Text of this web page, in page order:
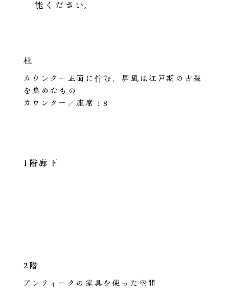
能ください。
杜
カウンター正面に佇む、屏風は江戸期の古裂
を集めたもの
カウンター／座席：8
1階廊下
2階
アンティークの家具を使った空間